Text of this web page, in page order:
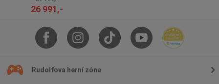
26 991,-
Rudolfova herní zóna